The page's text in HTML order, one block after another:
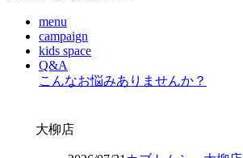
menu
campaign
kids space
Q&A
こんなお悩みありませんか？
大柳店